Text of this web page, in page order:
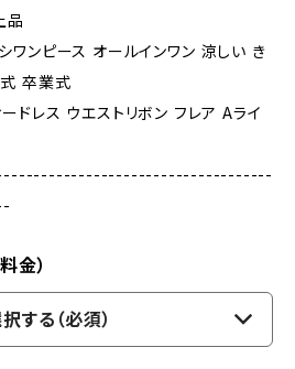
品
ワンピース オールインワン 涼しい き
卒業式
ドレス ウエストリボン フレア Aライ
金）
する（必須）